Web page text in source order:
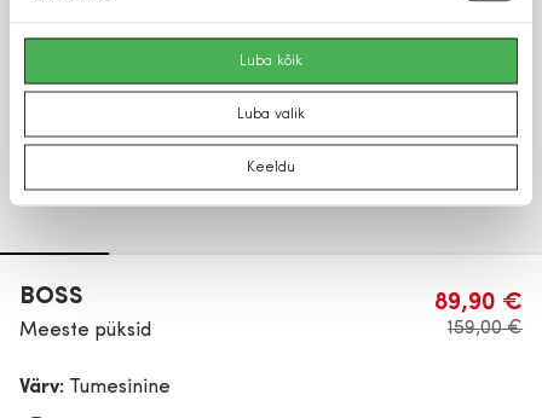
Luba kõik
Luba valik
Keeldu
BOSS
Meeste püksid
89,90 €
159,00 €
Värv: Tumesinine